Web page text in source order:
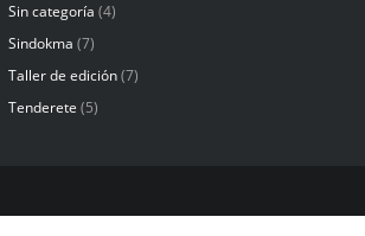
Sin categoría (4)
Sindokma (7)
Taller de edición(7)
Tenderete (5)